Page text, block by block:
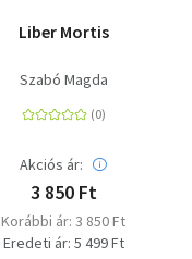
Liber Mortis
Szabó Magda
Akciós ár:
3 850 Ft
Korábbi ár: 3 850 Ft
Eredeti ár: 5 499 Ft